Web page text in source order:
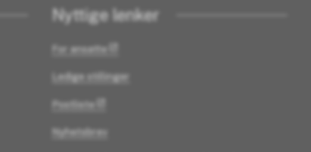
Nyttige lenker
For ansatte
Ledige stillinger
Postliste
Nyhetsbrev